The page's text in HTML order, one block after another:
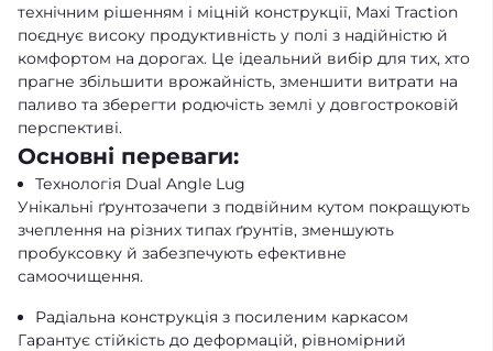
технічним рішенням і міцній конструкції, Maxi Traction
поєднує високу продуктивність у полі з надійністю й
комфортом на дорогах. Це ідеальний вибір для тих, хто
прагне збільшити врожайність, зменшити витрати на
паливо та зберегти родючість землі у довгостроковій
перспективі.
Основні переваги:
Технологія Dual Angle Lug
Унікальні ґрунтозачепи з подвійним кутом покращують
зчеплення на різних типах ґрунтів, зменшують
пробуксовку й забезпечують ефективне
самоочищення.
Радіальна конструкція з посиленим каркасом
Гарантує стійкість до деформацій, рівномірний